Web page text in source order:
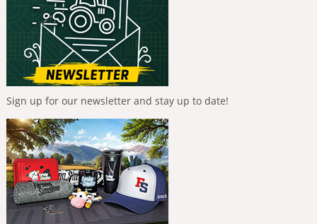
Sign up for our newsletter and stay up to date!